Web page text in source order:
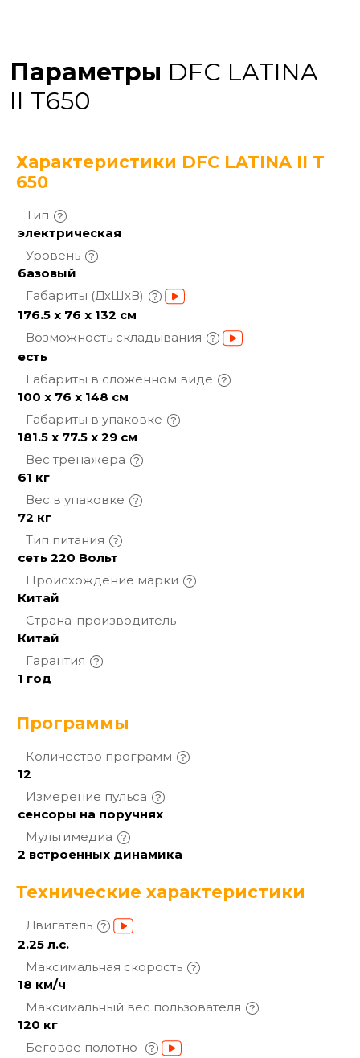
Параметры DFC LATINA
II T650
Характеристики DFC LATINA II T
650
Тип
электрическая
Уровень
базовый
Габариты (ДхШхВ)
176.5 х 76 х 132 см
Возможность складывания
есть
Габариты в сложенном виде
100 х 76 х 148 см
Габариты в упаковке
181.5 х 77.5 х 29 см
Вес тренажера
61 кг
Вес в упаковке
72 кг
Тип питания
сеть 220 Вольт
Происхождение марки
Китай
Страна-производитель
Китай
Гарантия
1 год
Программы
Количество программ
12
Измерение пульса
сенсоры на поручнях
Мультимедиа
2 встроенных динамика
Технические характеристики
Двигатель
2.25 л.с.
Максимальная скорость
18 км/ч
Максимальный вес пользователя
120 кг
Беговое полотно